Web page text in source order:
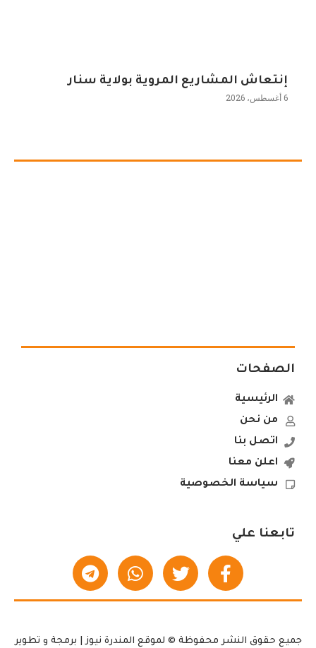
إنتعاش المشاريع المروية بولاية سنار
6 أغسطس، 2026
الصفحات
الرئيسية
من نحن
اتصل بنا
اعلن معنا
سياسة الخصوصية
تابعنا علي
جميع حقوق النشر محفوظة © لموقع المندرة نيوز | برمجة و تطوير